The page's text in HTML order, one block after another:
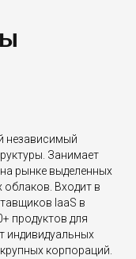
независимый
Занимает
рынке выделенных
облаков. Входит в
IaaS в
продуктов для
индивидуальных
корпораций.